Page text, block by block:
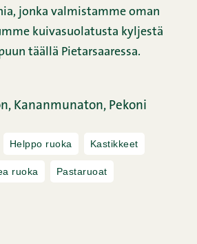
jonka valmistamme oman
kuivasuolatusta kyljestä
täällä Pietarsaaressa.
Kananmunaton, Pekoni
Helppo ruoka Kastikkeet
ruoka Pastaruoat